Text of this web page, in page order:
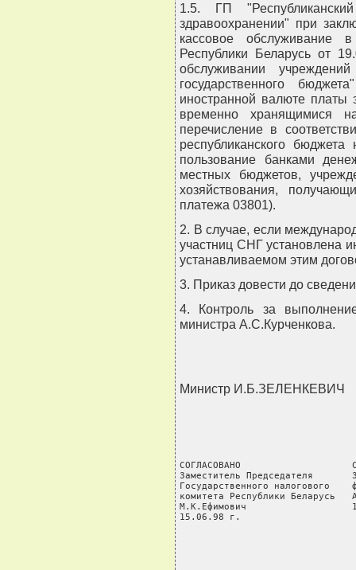
1.5. ГП
здравоохранении" при
кассовое обслуживание
Республики Беларусь от
обслуживании
государственного
иностранной валюте платы
временно хранящимися
перечисление в
республиканского
пользование банками
местных бюджетов,
хозяйствования,
платежа 03801).
2. В случае, если
участниц СНГ установлена
устанавливаемом этим
3. Приказ довести до
4. Контроль за
министра А.С.Курченкова.
Министр И.Б.ЗЕЛЕНКЕВИЧ
СОГЛАСОВАНО
Заместитель Председателя
Государственного налогового
комитета Республики Беларусь
М.К.Ефимович
15.06.98 г.